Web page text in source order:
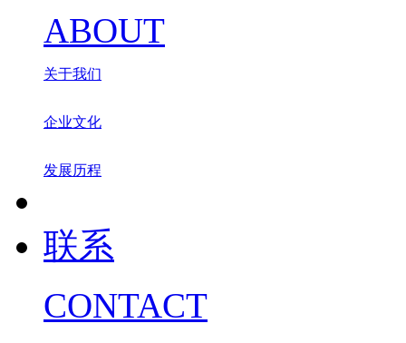
ABOUT
关于我们
企业文化
发展历程
联系
CONTACT